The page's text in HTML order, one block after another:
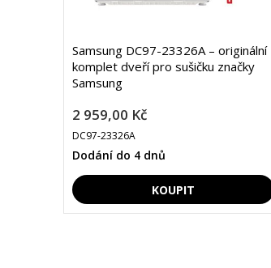
Samsung DC97-23326A – originální
komplet dveří pro sušičku značky
Samsung
2 959,00 Kč
DC97-23326A
Dodání do 4 dnů